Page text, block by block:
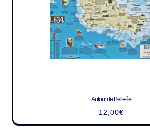
Autour de Belle-île
12,00€